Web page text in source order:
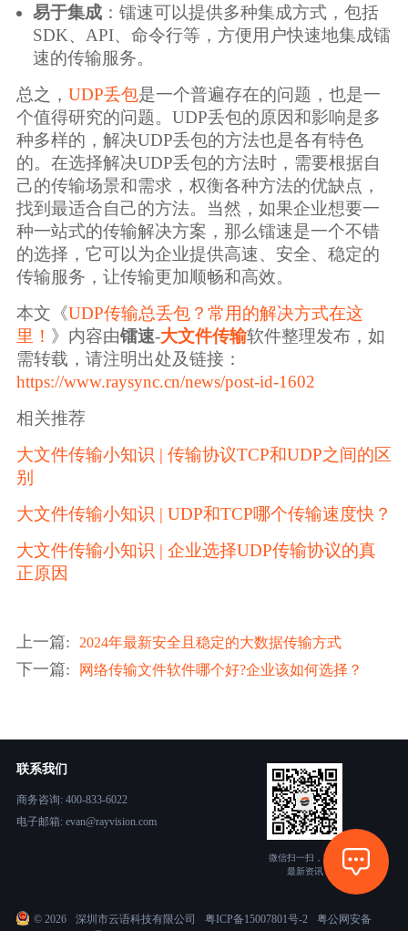
易于集成：镭速可以提供多种集成方式，包括
SDK、API、命令行等，方便用户快速地集成镭
速的传输服务。
总之， UDP丢包是一个普遍存在的问题，也是一
个值得研究的问题。UDP丢包的原因和影响是多
种多样的，解决UDP丢包的方法也是各有特色
的。在选择解决UDP丢包的方法时，需要根据自
己的传输场景和需求，权衡各种方法的优缺点，
找到最适合自己的方法。当然，如果企业想要一
种一站式的传输解决方案，那么镭速是一个不错
的选择，它可以为企业提供高速、安全、稳定的
传输服务，让传输更加顺畅和高效。
本文《UDP传输总丢包？常用的解决方式在这
里！ 》内容由镭速-大文件传输软件整理发布，如
需转载，请注明出处及链接：
https://www.raysync.cn/news/post-id-1602
相关推荐
大文件传输小知识 | 传输协议TCP和UDP之间的区
别
大文件传输小知识 | UDP和TCP哪个传输速度快？
大文件传输小知识 | 企业选择UDP传输协议的真
正原因
上一篇: 2024年最新安全且稳定的大数据传输方式
下一篇: 网络传输文件软件哪个好?企业该如何选择？
联系我们
商务咨询: 400-833-6022
电子邮箱: evan@rayvision.com
微信扫一扫，获取
最新资讯
© 2026 深圳市云语科技有限公司 粤ICP备15007801号-2
粤公网安备